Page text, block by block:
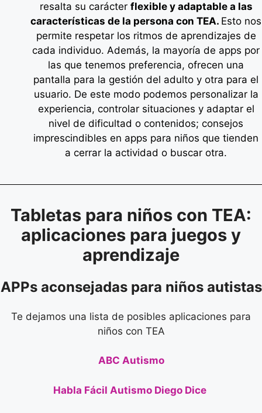
resalta su carácter flexible y adaptable a las
características de la persona con TEA. Esto nos
permite respetar los ritmos de aprendizajes de
cada individuo. Además, la mayoría de apps por
las que tenemos preferencia, ofrecen una
pantalla para la gestión del adulto y otra para el
usuario. De este modo podemos personalizar la
experiencia, controlar situaciones y adaptar el
nivel de dificultad o contenidos; consejos
imprescindibles en apps para niños que tienden
a cerrar la actividad o buscar otra.
Tabletas para niños con TEA:
aplicaciones para juegos y
aprendizaje
APPs aconsejadas para niños autistas
Te dejamos una lista de posibles aplicaciones para
niños con TEA
ABC Autismo
Habla Fácil Autismo Diego Dice